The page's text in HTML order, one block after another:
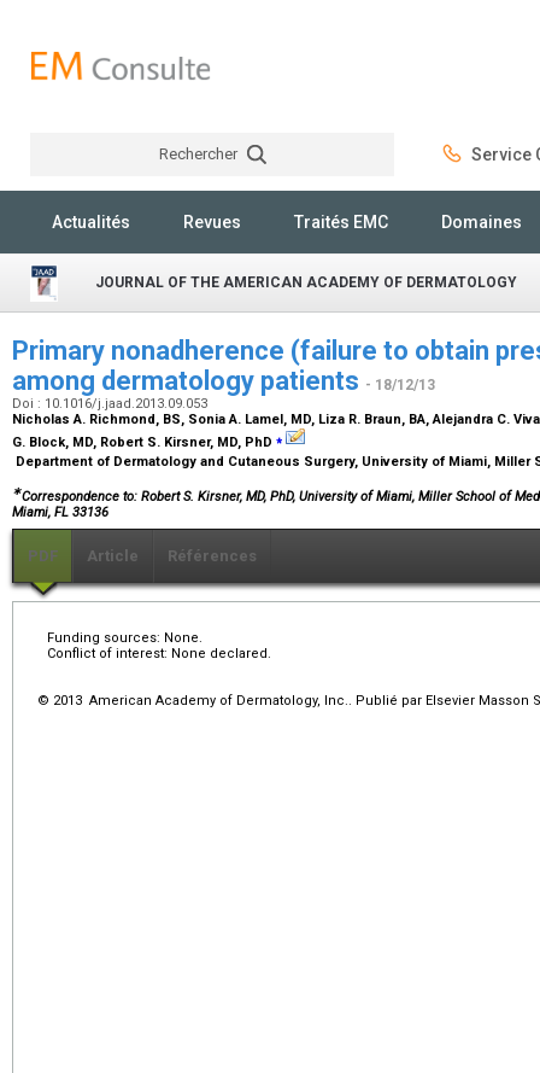
Rechercher Service
Actualités Revues Traités EMC Domaines
JOURNAL OF THE AMERICAN ACADEMY OF DERMATOLOGY
Primary nonadherence (failure to obtain
among dermatology patients - 18/12/13
Doi : 10.1016/j.jaad.2013.09.053
Nicholas A. Richmond, BS, Sonia A. Lamel, MD, Liza R. Braun, BA, Alejandra C.
G. Block, MD, Robert S. Kirsner, MD, PhD ⁎
Department of Dermatology and Cutaneous Surgery, University of Miami,
∗Correspondence to: Robert S. Kirsner, MD, PhD, University of Miami, Miller School of
Miami, FL 33136
PDF Article Références
Funding sources: None.
Conflict of interest: None declared.
© 2013 American Academy of Dermatology, Inc.. Publié par Elsevier Masson